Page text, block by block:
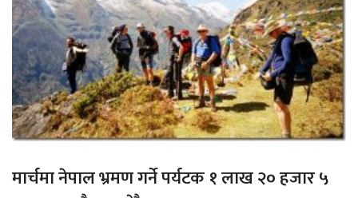
मार्चमा नेपाल भ्रमण गर्ने पर्यटक १ लाख २० हजार ५